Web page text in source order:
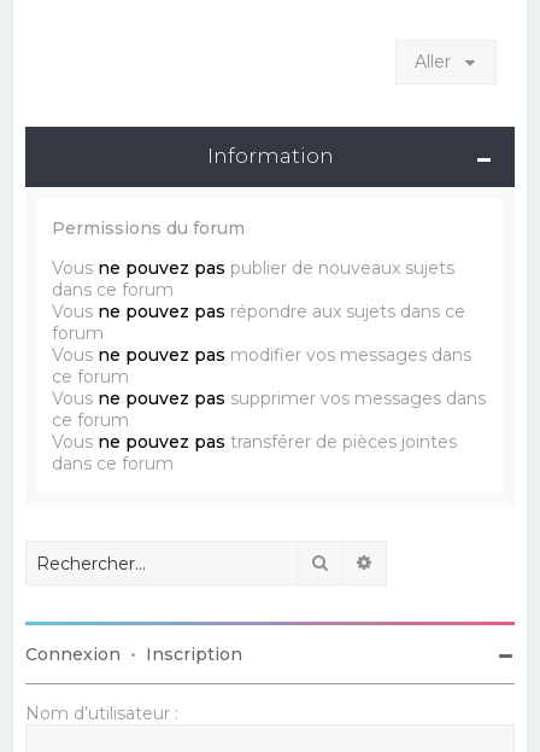
Aller
Information
Permissions du forum
Vous ne pouvez pas publier de nouveaux sujets
dans ce forum
Vous ne pouvez pas répondre aux sujets dans ce
forum
Vous ne pouvez pas modifier vos messages dans
ce forum
Vous ne pouvez pas supprimer vos messages dans
ce forum
Vous ne pouvez pas transférer de pièces jointes
dans ce forum
Rechercher
Connexion • Inscription
Nom d’utilisateur :